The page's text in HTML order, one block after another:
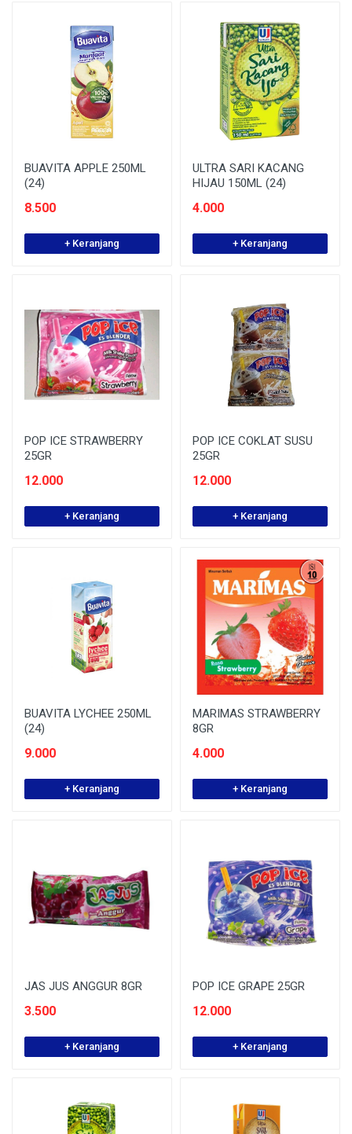
BUAVITA APPLE 250ML
(24)
8.500
+ Keranjang
ULTRA SARI KACANG
HIJAU 150ML (24)
4.000
+ Keranjang
POP ICE STRAWBERRY
25GR
12.000
+ Keranjang
POP ICE COKLAT SUSU
25GR
12.000
+ Keranjang
BUAVITA LYCHEE 250ML
(24)
9.000
+ Keranjang
MARIMAS STRAWBERRY
8GR
4.000
+ Keranjang
JAS JUS ANGGUR 8GR
3.500
+ Keranjang
POP ICE GRAPE 25GR
12.000
+ Keranjang